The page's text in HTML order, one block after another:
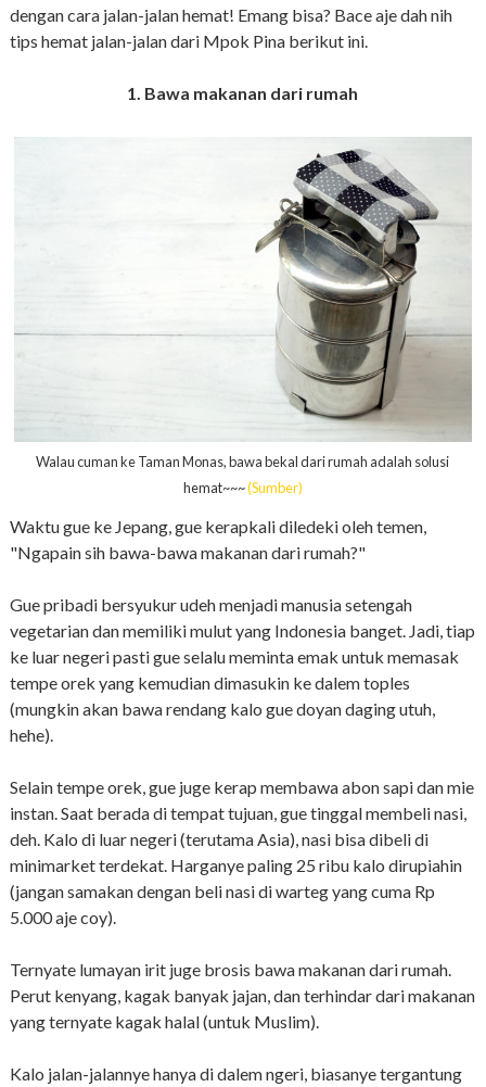
dengan cara jalan-jalan hemat! Emang bisa? Bace aje dah nih
tips hemat jalan-jalan dari Mpok Pina berikut ini.
1. Bawa makanan dari rumah
Walau cuman ke Taman Monas, bawa bekal dari rumah adalah solusi
hemat~~~(Sumber)
Waktu gue ke Jepang, gue kerapkali diledeki oleh temen,
"Ngapain sih bawa-bawa makanan dari rumah?"
Gue pribadi bersyukur udeh menjadi manusia setengah
vegetarian dan memiliki mulut yang Indonesia banget. Jadi, tiap
ke luar negeri pasti gue selalu meminta emak untuk memasak
tempe orek yang kemudian dimasukin ke dalem toples
(mungkin akan bawa rendang kalo gue doyan daging utuh,
hehe).
Selain tempe orek, gue juge kerap membawa abon sapi dan mie
instan. Saat berada di tempat tujuan, gue tinggal membeli nasi,
deh. Kalo di luar negeri (terutama Asia), nasi bisa dibeli di
minimarket terdekat. Harganye paling 25 ribu kalo dirupiahin
(jangan samakan dengan beli nasi di warteg yang cuma Rp
5.000 aje coy).
Ternyate lumayan irit juge brosis bawa makanan dari rumah.
Perut kenyang, kagak banyak jajan, dan terhindar dari makanan
yang ternyate kagak halal (untuk Muslim).
Kalo jalan-jalannye hanya di dalem ngeri, biasanye tergantung